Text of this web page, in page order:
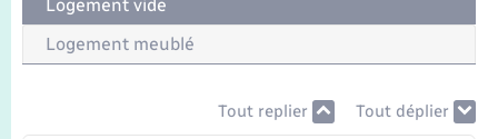
Logement vide
Logement meublé
Tout replier Tout déplier